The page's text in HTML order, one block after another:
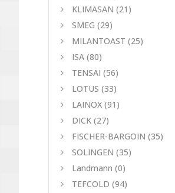
KLIMASAN (21)
SMEG (29)
MILANTOAST (25)
ISA (80)
TENSAI (56)
LOTUS (33)
LAINOX (91)
DICK (27)
FISCHER-BARGOIN (35)
SOLINGEN (35)
Landmann (0)
TEFCOLD (94)